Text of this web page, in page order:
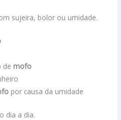
sujeira, bolor ou umidade.
de mofo
por causa da umidade
dia a dia.